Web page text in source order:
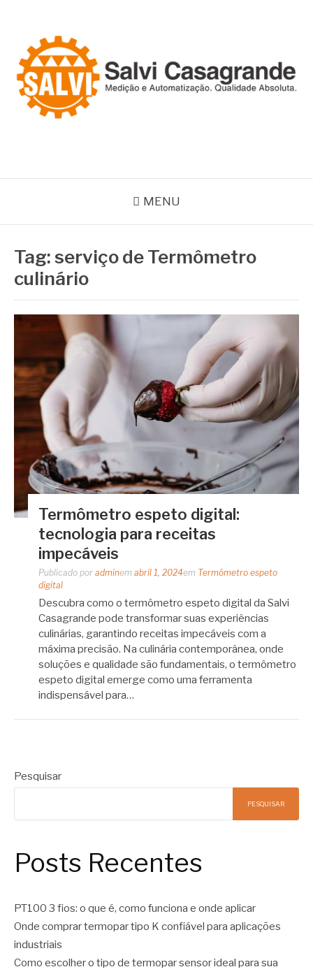
conteúdo
MENU
Tag:serviço de Termômetro
culinário
Termômetro espeto digital:
tecnologia para receitas
impecáveis
Publicado por adminem abril 1, 2024em Termômetro espeto
digital
Descubra como o termômetro espeto digital da Salvi
Casagrande pode transformar suas experiências
culinárias, garantindo receitas impecáveis ​​com a
máxima precisão. Na culinária contemporânea, onde
soluções e qualidade são fundamentais, o termômetro
espeto digital emerge como uma ferramenta
indispensável para…
Pesquisar
PESQUISAR
Posts Recentes
PT100 3 fios: o que é, como funciona e onde aplicar
Onde comprar termopar tipo K confiável para aplicações
industriais
Como escolher o tipo de termopar sensor ideal para sua